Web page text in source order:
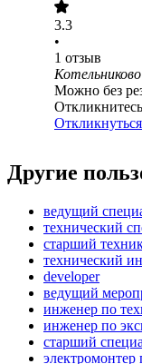
3.3
•
1 отзыв
Котельниково
Можно без
Откликнуться
Другие
ведущий
технический
старший
технический
developer
ведущий
инженер по
инженер по
старший
электромонтер